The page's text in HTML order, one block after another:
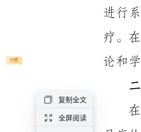
付费
成果。
二、科研项目
复制全文
全屏阅读